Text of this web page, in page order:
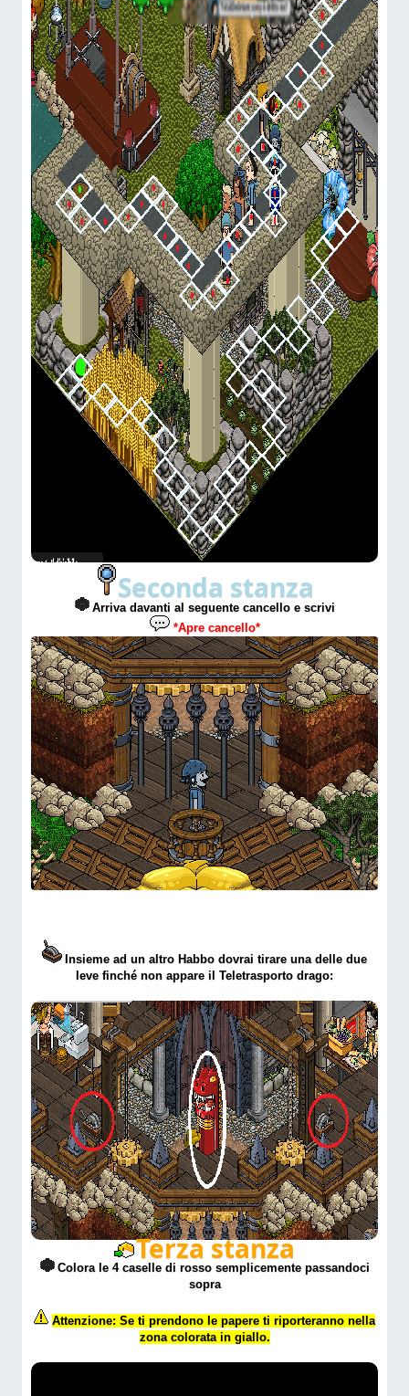
Seconda stanza
Arriva davanti al seguente cancello e scrivi
*Apre cancello*
Insieme ad un altro Habbo dovrai tirare una delle due
leve finché non appare il Teletrasporto drago:
Terza stanza
Colora le 4 caselle di rosso semplicemente passandoci
sopra
Attenzione: Se ti prendono le papere ti riporteranno nella
zona colorata in giallo.